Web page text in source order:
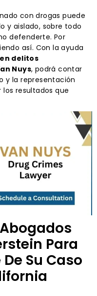
con drogas puede
y aislado, sobre todo
defenderte. Por
así. Con la ayuda
delitos
Nuys, podrá contar
y la representación
resultados que
Para
Su Caso